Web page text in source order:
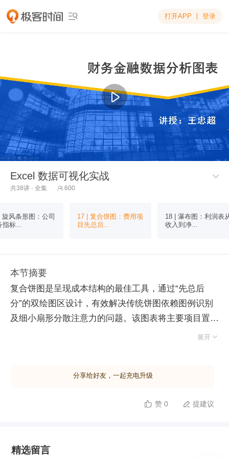
 打开APP 登录
Excel 数据可视化实战 
共38讲 · 全集  600
旋风条形图：公司
指标...
17 | 复合饼图：费用项
目先总后...
18 | 瀑布图：利润表
收入到净...
本节摘要
复合饼图是呈现成本结构的最佳工具，通过“先总后
分”的双绘图区设计，有效解决传统饼图依赖图例识别
及细小扇形分散注意力的问题。该图表将主要项目置于
第一绘图区，次要项目归集后在第二绘图区展开，直观
排版。通过调整数据系列的间隙宽度与第二绘图区大小
依据：支持按位置（末尾几项）、数值阈值、百分比阈
展开某一层级的明细。进阶技巧包括：双击数据标签调
展开 
分享给好友，一起充电升级
 赞 0  提建议
精选留言